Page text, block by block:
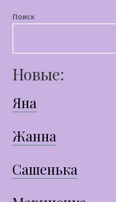
Поиск
Новые:
Яна
Жанна
Сашенька